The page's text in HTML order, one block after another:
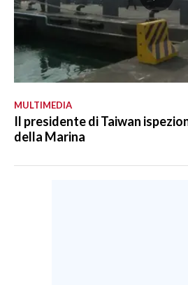
MULTIMEDIA
Il presidente di Taiwan
della Marina